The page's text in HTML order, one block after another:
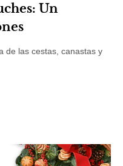
Un
de las cestas, canastas y